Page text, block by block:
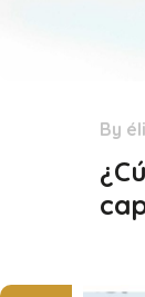
By